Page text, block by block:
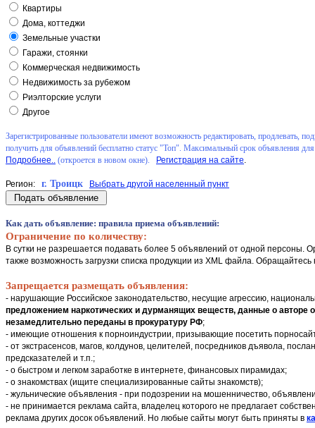
Квартиры
Дома, коттеджи
Земельные участки
Гаражи, стоянки
Коммерческая недвижимость
Недвижимость за рубежом
Риэлторские услуги
Другое
Зарегистрированные пользователи имеют возможность редактировать, продлевать,
получить для объявлений бесплатно статус "Топ". Максимальный срок объявления
Подробнее.. (откроется в новом окне). Регистрация на сайте.
Регион: г. Троицк Выбрать другой населенный пункт
Как дать объявление: правила приема объявлений:
Ограничение по количеству:
В сутки не разрешается подавать более 5 объявлений от одной персоны.
также возможность загрузки списка продукции из XML файла.
Запрещается размещать объявления:
- нарушающие Российское законодательство, несущие агрессию,
предложением наркотических и дурманящих веществ, данные о авторе
незамедлительно переданы в прокуратуру РФ;
- имеющие отношения к порноиндустрии, призывающие посетить
- от экстрасенсов, магов, колдунов, целителей, посредников дъявола,
предсказателей и т.п.;
- о быстром и легком заработке в интернете, финансовых пирамидах;
- о знакомствах (ищите специализированные сайты знакомств);
- жульнические объявления - при подозрении на мошенничество,
- не принимается реклама сайта, владелец которого не предлагает
реклама других досок объявлений. Но любые сайты могут быть приняты в